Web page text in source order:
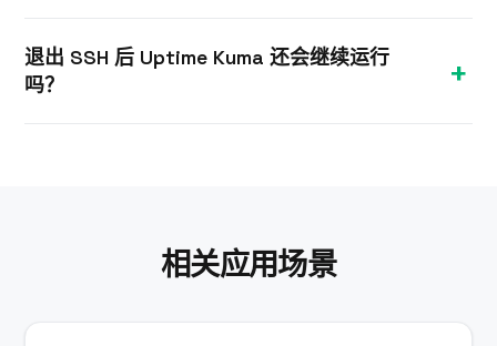
您会通过邮件收到 IP 和 root SSH 凭据，可立即安装
Uptime Kuma。
退出 SSH 后 Uptime Kuma 还会继续运行
吗？
相关应用场景